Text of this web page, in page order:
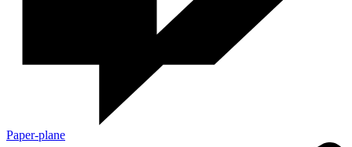
Paper-plane